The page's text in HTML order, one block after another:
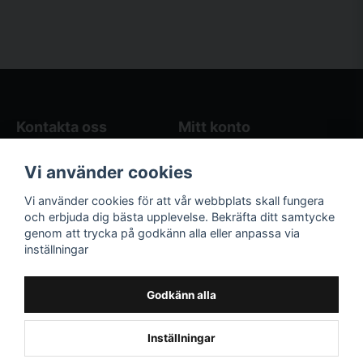
Kontakta oss
Butikens öppettider
Kontakta oss
Mitt konto
Registrera dig
Följ oss på sociala
medier!
Våra räkneverktyg
Hönsgårdsräknare
Vi använder cookies
Vi använder cookies för att vår webbplats skall fungera
och erbjuda dig bästa upplevelse. Bekräfta ditt samtycke
genom att trycka på godkänn alla eller anpassa via
inställningar
Godkänn alla
Inställningar